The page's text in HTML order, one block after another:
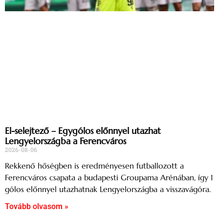
El-selejtező – Egygólos előnnyel utazhat
Lengyelországba a Ferencváros
2026-08-06
Rekkenő hőségben is eredményesen futballozott a
Ferencváros csapata a budapesti Groupama Arénában, így 1
gólos előnnyel utazhatnak Lengyelországba a visszavágóra.
Tovább olvasom »